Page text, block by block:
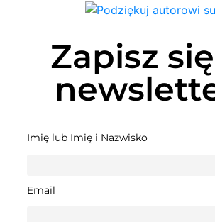
Zapisz
Imię lub Imię i Nazwisko
Email